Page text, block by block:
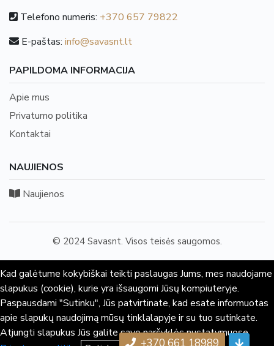
Telefono numeris: +370 657 79822
E-paštas: info@savasnt.lt
PAPILDOMA INFORMACIJA
Apie mus
Privatumo politika
Kontaktai
NAUJIENOS
Naujienos
© 2024 Savasnt. Visos teisės saugomos.
Kad galėtume kokybiškai teikti paslaugas Jums, mes naudojame
slapukus (cookie), kurie yra išsaugomi Jūsų kompiuteryje.
Paspausdami "Sutinku", Jūs patvirtinate, kad esate informuotas
apie slapukų naudojimą mūsų tinklalapyje ir su tuo sutinkate.
Atjungti slapukus Jūs galite savo naršyklės nustatymuose.